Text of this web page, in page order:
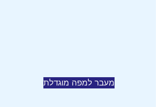
מעבר למפה מוגדלת